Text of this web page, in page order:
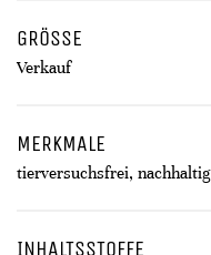
GRÖSSE
Verkauf
MERKMALE
tierversuchsfrei, nachhaltig
INHALTSSTOFFE